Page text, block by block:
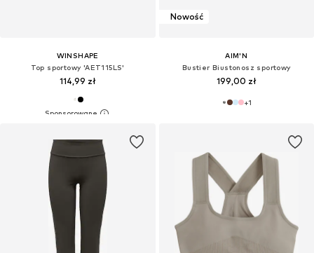
WINSHAPE
Top sportowy 'AET115LS'
114,99 zł
Nowość
AIM'N
Bustier Biustonosz sportowy
199,00 zł
+1